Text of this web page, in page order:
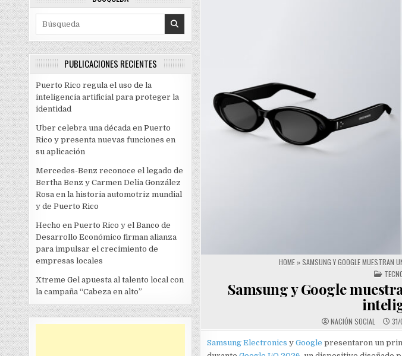
HOME » SAMSUNG Y GOOGLE MUESTRAN
Samsung y Google
NACIÓN SOCIAL
Samsung Electronics y Google presentaron un
Search for:
PUBLICACIONES RECIENTES
Puerto Rico regula el uso de la
inteligencia artificial para proteger la
identidad
Uber celebra una década en Puerto
Rico y presenta nuevas funciones en
su aplicación
Mercedes-Benz reconoce el legado de
Bertha Benz y Carmen Delia González
Rosa en la historia automotriz mundial
y de Puerto Rico
Hecho en Puerto Rico y el Banco de
Desarrollo Económico firman alianza
para impulsar el crecimiento de
empresas locales
Xtreme Gel apuesta al talento local con
la campaña “Cabeza en alto”